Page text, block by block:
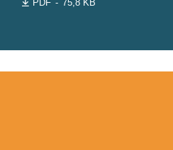
PDF 75,8 KB